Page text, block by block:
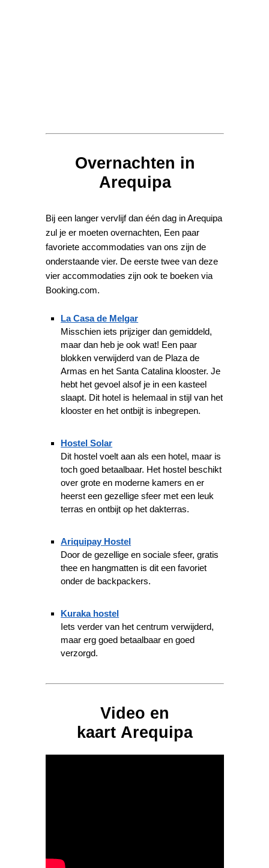
Overnachten in
Arequipa
Bij een langer vervlijf dan één dag in Arequipa
zul je er moeten overnachten, Een paar
favoriete accommodaties van ons zijn de
onderstaande vier. De eerste twee van deze
vier accommodaties zijn ook te boeken via
Booking.com.
La Casa de Melgar
Misschien iets prijziger dan gemiddeld,
maar dan heb je ook wat! Een paar
blokken verwijderd van de Plaza de
Armas en het Santa Catalina klooster. Je
hebt het gevoel alsof je in een kasteel
slaapt. Dit hotel is helemaal in stijl van het
klooster en het ontbijt is inbegrepen.
Hostel Solar
Dit hostel voelt aan als een hotel, maar is
toch goed betaalbaar. Het hostel beschikt
over grote en moderne kamers en er
heerst een gezellige sfeer met een leuk
terras en ontbijt op het dakterras.
Ariquipay Hostel
Door de gezellige en sociale sfeer, gratis
thee en hangmatten is dit een favoriet
onder de backpackers.
Kuraka hostel
Iets verder van het centrum verwijderd,
maar erg goed betaalbaar en goed
verzorgd.
Video en
kaart Arequipa